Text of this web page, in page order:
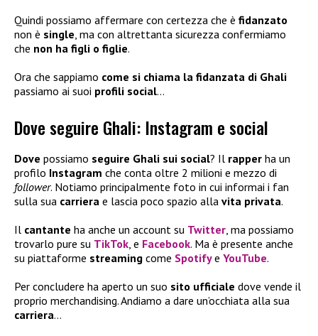
Quindi possiamo affermare con certezza che è fidanzato
non è single, ma con altrettanta sicurezza confermiamo
che non ha figli o figlie.
Ora che sappiamo come si chiama la fidanzata di Ghali
passiamo ai suoi profili social…
Dove seguire Ghali: Instagram e social
Dove possiamo seguire Ghali sui social? Il rapper ha un
profilo Instagram che conta oltre 2 milioni e mezzo di
follower. Notiamo principalmente foto in cui informai i fan
sulla sua carriera e lascia poco spazio alla vita privata.
Il cantante ha anche un account su Twitter , ma possiamo
trovarlo pure su TikTok , e Facebook. Ma è presente anche
su piattaforme streaming come Spotifye YouTube.
Per concludere ha aperto un suo sito ufficiale dove vende il
proprio merchandising. Andiamo a dare un’occhiata alla sua
carriera…